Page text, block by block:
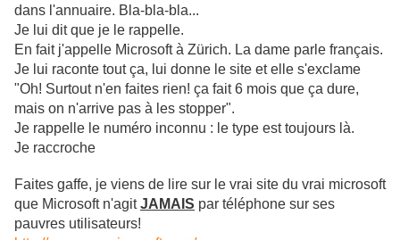
dans l'annuaire. Bla-bla-bla...
Je lui dit que je le rappelle.
En fait j'appelle Microsoft à Zürich. La dame parle français.
Je lui raconte tout ça, lui donne le site et elle s'exclame
"Oh! Surtout n'en faites rien! ça fait 6 mois que ça dure,
mais on n'arrive pas à les stopper".
Je rappelle le numéro inconnu : le type est toujours là.
Je raccroche
Faites gaffe, je viens de lire sur le vrai site du vrai microsoft
que Microsoft n'agitJAMAIS par téléphone sur ses
pauvres utilisateurs!